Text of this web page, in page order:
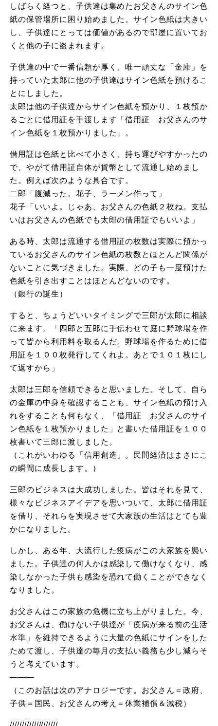
しばらく経つと、子供達は集めたお父さんのサイン色
紙の保管場所に困り始めました。サイン色紙は大きい
し、子供達にとっては価値があるので部屋に置いてお
くと他の子に盗まれます。
子供達の中で一番信頼が厚く、唯一頑丈な「金庫」を
持っていた太郎に他の子供達はサイン色紙を預けるこ
とにしました。
太郎は他の子供達からサイン色紙を預かり、１枚預か
るごとに借用証を手渡します「借用証 お父さんのサ
イン色紙を１枚預かりました」。
借用証は色紙と比べて小さく、持ち運びやすかったの
で、やがて借用証自体が貨幣として流通し始めまし
た。例えば次のような具合です。
二郎「腹減った。花子、ラーメン作って」
花子「いいよ。じゃあ、お父さんの色紙２枚ね。支払
いはお父さんの色紙でも太郎の借用証でもいいよ」
ある時、太郎は流通する借用証の枚数は実際に預かっ
ているお父さんのサイン色紙の枚数とほとんど関係が
ないことに気づきました。実際、どの子も一度預けた
色紙を引き出すことはほとんどないのです。
（銀行の誕生）
すると、ちょうどいいタイミングで三郎が太郎に相談
に来ます。「四郎と五郎に手伝わせて庭に野球場を作
って皆から利用料を取るんだ。野球場を作るために借
用証を１００枚発行してくれよ。あとで１０１枚にし
て返すから」
太郎は三郎を信頼できると思いました。そして、自ら
の金庫の中身を確認することも、サイン色紙の預け入
れをすることも何もなく、「借用証 お父さんのサイ
ン色紙を１枚預かりました」と書いた借用証を１００
枚書いて三郎に渡しました。
（これがいわゆる「信用創造」。民間経済はまさにこ
の瞬間に成長します。）
三郎のビジネスは大成功しました。皆はそれを見て、
様々なビジネスアイデアを思いついて、太郎に借用証
を借り、それらを実現させて大家族の生活はとても豊
かになりました。
しかし、ある年、大流行した疫病がこの大家族を襲い
ました。子供達の何人かは感染して働けなくなり、感
染しなかった子供も感染を恐れて働くことができなく
なりました。
お父さんはこの家族の危機に立ち上がりました。今、
お父さんは、働けない子供達が「疫病が来る前の生活
水準」を維持できるように大量の色紙にサインをした
ためて渡し、子供達の毎月の支払い義務も少し減らそ
うと考えています。
———
（このお話は次のアナロジーです。お父さん＝政府、
子供＝国民、お父さんの考え＝休業補償＆減税）